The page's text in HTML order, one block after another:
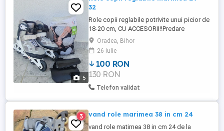
5
32
Role copii reglabile potrIvite unui picior de
18-20 cm, CU ACCESORII!!Predare
personala zona Palazzo Oradea str
Ciheiului.
Oradea, Bihor
26 iulie
100 RON
130 RON
Telefon validat
3 vand role marimea 38 in cm 24
vand role matimea 38 in cm 24 de la